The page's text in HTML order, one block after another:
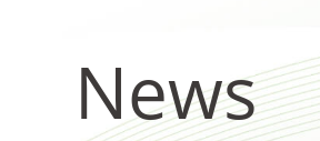
News